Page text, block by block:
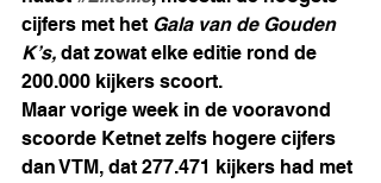
cijfers met het Gala van de Gouden
K’s, dat zowat elke editie rond de
200.000 kijkers scoort.
Maar vorige week in de vooravond
scoorde Ketnet zelfs hogere cijfers
dan VTM, dat 277.471 kijkers had met